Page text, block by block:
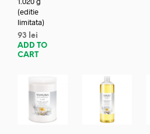
(editie
limitata)
93
lei
ADD TO
CART